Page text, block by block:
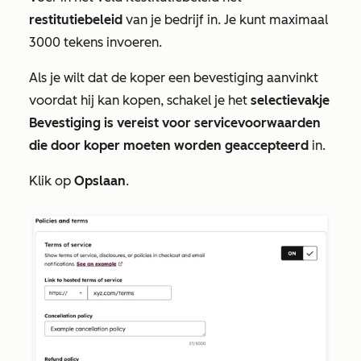
restitutiebeleid van je bedrijf in. Je kunt maximaal
3000 tekens invoeren.
Als je wilt dat de koper een bevestiging aanvinkt
voordat hij kan kopen, schakel je het selectievakje
Bevestiging is vereist voor servicevoorwaarden
die door koper moeten worden geaccepteerd in.
Klik op Opslaan.